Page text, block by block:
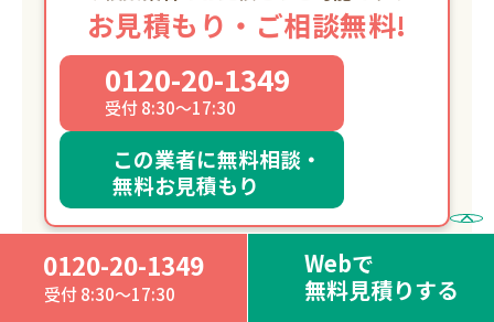
0120-20-1349
受付 8:30～17:30
Webで
無料見積りする
お見積もり・ご相談無料!
0120-20-1349
受付 8:30～17:30
この業者に無料相談・
無料お見積もり